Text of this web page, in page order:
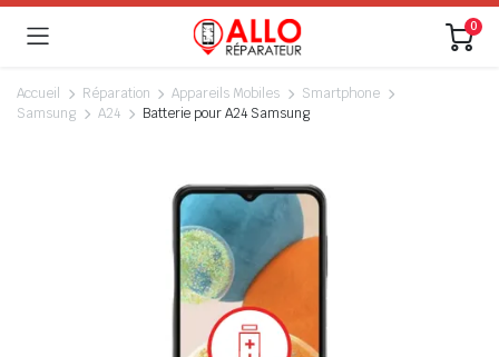
0
Accueil Réparation Appareils Mobiles
Smartphone
Samsung
A24 Batterie pour A24 Samsung